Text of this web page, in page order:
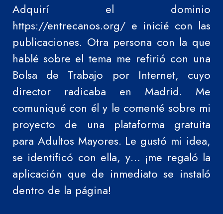
Adquirí el dominio
https://entrecanos.org/ e inicié con las
publicaciones. Otra persona con la que
hablé sobre el tema me refirió con una
Bolsa de Trabajo por Internet, cuyo
director radicaba en Madrid. Me
comuniqué con él y le comenté sobre mi
proyecto de una plataforma gratuita
para Adultos Mayores. Le gustó mi idea,
se identificó con ella, y… ¡me regaló la
aplicación que de inmediato se instaló
dentro de la página!